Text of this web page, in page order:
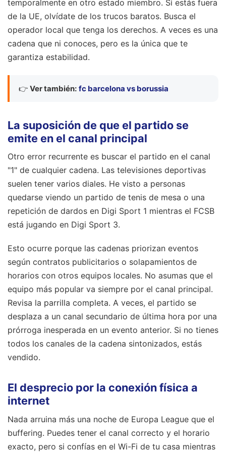
temporalmente en otro estado miembro. Si estás fuera
de la UE, olvídate de los trucos baratos. Busca el
operador local que tenga los derechos. A veces es una
cadena que ni conoces, pero es la única que te
garantiza estabilidad.
👉 Ver también: fc barcelona vs borussia
La suposición de que el partido se
emite en el canal principal
Otro error recurrente es buscar el partido en el canal
"1" de cualquier cadena. Las televisiones deportivas
suelen tener varios diales. He visto a personas
quedarse viendo un partido de tenis de mesa o una
repetición de dardos en Digi Sport 1 mientras el FCSB
está jugando en Digi Sport 3.
Esto ocurre porque las cadenas priorizan eventos
según contratos publicitarios o solapamientos de
horarios con otros equipos locales. No asumas que el
equipo más popular va siempre por el canal principal.
Revisa la parrilla completa. A veces, el partido se
desplaza a un canal secundario de última hora por una
prórroga inesperada en un evento anterior. Si no tienes
todos los canales de la cadena sintonizados, estás
vendido.
El desprecio por la conexión física a
internet
Nada arruina más una noche de Europa League que el
buffering. Puedes tener el canal correcto y el horario
exacto, pero si confías en el Wi-Fi de tu casa mientras